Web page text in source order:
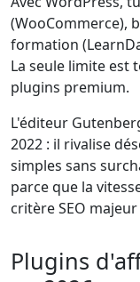
(WooCommerce),
formation
La seule limite
plugins premium.
L'éditeur
2022 : il rivalise
simples sans
parce que la
critère SEO
Plugins